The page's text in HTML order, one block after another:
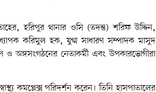
হরিপুর থানার ওসি (তদন্ত) শরিফ উদ্দিন,
করিমুল হক, যুগ্ম সাধারণ সম্পাদক মাসুদ
ও অঙ্গসংগঠনের নেতাকর্মী এবং উপকারভোগীরা
কমপ্লেক্স পরিদর্শন করেন। তিনি হাসপাতালের